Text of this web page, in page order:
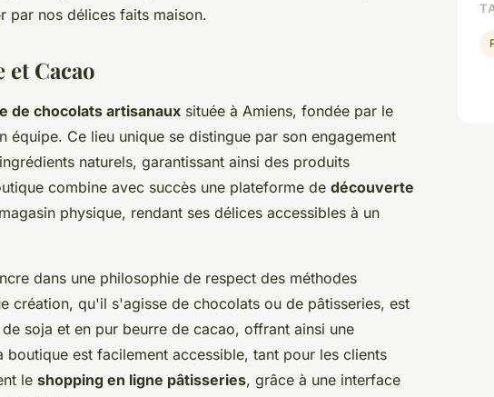
par nos délices faits maison.
Cacao
de chocolats artisanaux située à Amiens, fondée par le
équipe. Ce lieu unique se distingue par son engagement
naturels, garantissant ainsi des produits
combine avec succès une plateforme de découverte
physique, rendant ses délices accessibles à un
dans une philosophie de respect des méthodes
création, qu'il s'agisse de chocolats ou de pâtisseries, est
soja et en pur beurre de cacao, offrant ainsi une
boutique est facilement accessible, tant pour les clients
le shopping en ligne pâtisseries, grâce à une interface